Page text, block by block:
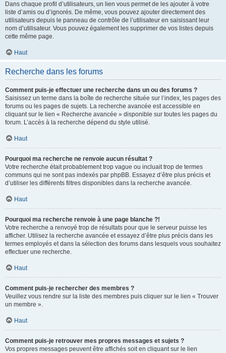
Dans chaque profil d’utilisateurs, un lien vous permet de les ajouter à votre
liste d’amis ou d’ignorés. De même, vous pouvez ajouter directement des
utilisateurs depuis le panneau de contrôle de l’utilisateur en saisissant leur
nom d’utilisateur. Vous pouvez également les supprimer de vos listes depuis
cette même page.
Haut
Recherche dans les forums
Comment puis-je effectuer une recherche dans un ou des forums ?
Saisissez un terme dans la boîte de recherche située sur l’index, les pages des
forums ou les pages de sujets. La recherche avancée est accessible en
cliquant sur le lien « Recherche avancée » disponible sur toutes les pages du
forum. L’accès à la recherche dépend du style utilisé.
Haut
Pourquoi ma recherche ne renvoie aucun résultat ?
Votre recherche était probablement trop vague ou incluait trop de termes
communs qui ne sont pas indexés par phpBB. Essayez d’être plus précis et
d’utiliser les différents filtres disponibles dans la recherche avancée.
Haut
Pourquoi ma recherche renvoie à une page blanche ?!
Votre recherche a renvoyé trop de résultats pour que le serveur puisse les
afficher. Utilisez la recherche avancée et essayez d’être plus précis dans les
termes employés et dans la sélection des forums dans lesquels vous souhaitez
effectuer une recherche.
Haut
Comment puis-je rechercher des membres ?
Veuillez vous rendre sur la liste des membres puis cliquer sur le lien « Trouver
un membre ».
Haut
Comment puis-je retrouver mes propres messages et sujets ?
Vos propres messages peuvent être affichés soit en cliquant sur le lien